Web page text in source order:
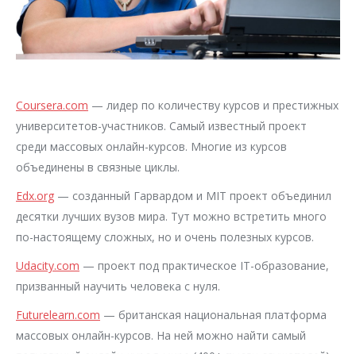
Coursera.com — лидер по количеству курсов и престижных
университетов-участников. Самый известный проект
среди массовых онлайн-курсов. Многие из курсов
объединены в связные циклы.
Edx.org — созданный Гарвардом и MIT проект объединил
десятки лучших вузов мира. Тут можно встретить много
по-настоящему сложных, но и очень полезных курсов.
Udacity.com — проект под практическое IT-образование,
призванный научить человека с нуля.
Futurelearn.com — британская национальная платформа
массовых онлайн-курсов. На ней можно найти самый